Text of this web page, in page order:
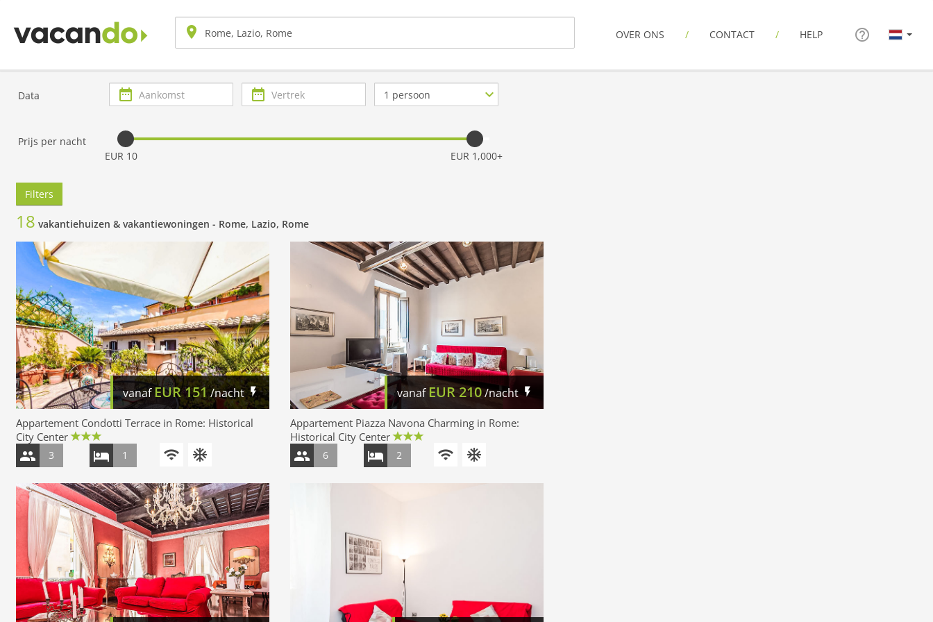
OVER ONS CONTACT HELP
Data Aankomst Vertrek
Aantal
personen
Prijs per nacht
EUR 10
EUR 1,000+
Filters
18 vakantiehuizen & vakantiewoningen - Rome, Lazio, Rome
vanafEUR151/nacht
Appartement Condotti Terrace in Rome: Historical
City Center
3 1
vanafEUR210/nacht
Appartement Piazza Navona Charming in Rome:
Historical City Center
6 2